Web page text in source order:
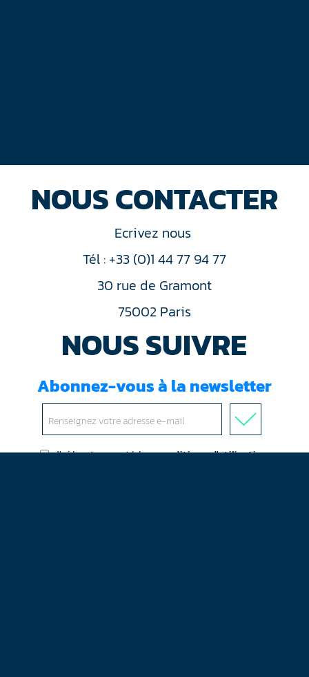
NOUS CONTACTER
Ecrivez nous
Tél : +33 (0)1 44 77 94 77
30 rue de Gramont
75002 Paris
NOUS SUIVRE
Abonnez-vous à la newsletter
J'ai lu et accepté lesconditions d'utilisation